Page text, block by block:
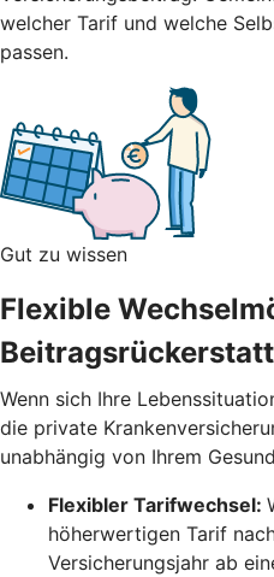
welcher Tarif und welche
passen.
Gut zu wissen
Flexible
Wenn sich Ihre
die private
unabhängig von Ihrem
Flexibler Tarifwechsel:
höherwertigen Tarif
Versicherungsjahr ab